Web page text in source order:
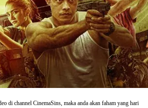
di channel CinemaSins, maka anda akan faham yang hari